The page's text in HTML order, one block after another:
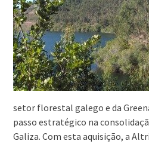
setor florestal galego e da
passo estratégico na
Galiza. Com esta aquisição, a